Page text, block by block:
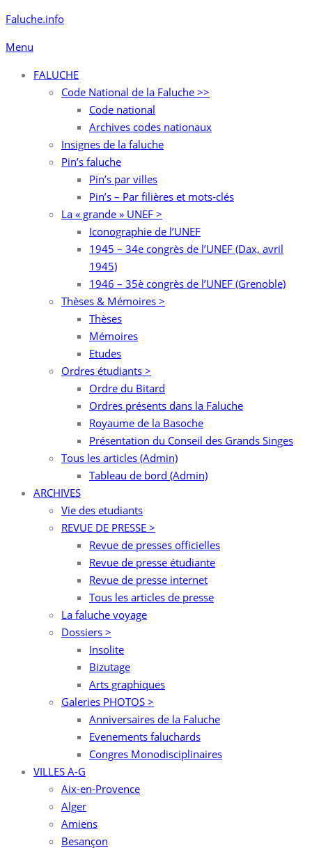
Aller
contenu
Faluche.info
Menu
FALUCHE
Code National de la Faluche >>
Code national
Archives codes nationaux
Insignes de la faluche
Pin’s faluche
Pin’s par villes
Pin’s – Par filières et mots-clés
La « grande » UNEF >
Iconographie de l’UNEF
1945 – 34e congrès de l’UNEF (Dax, avril
1945)
1946 – 35è congrès de l’UNEF (Grenoble)
Thèses & Mémoires >
Thèses
Mémoires
Etudes
Ordres étudiants >
Ordre du Bitard
Ordres présents dans la Faluche
Royaume de la Basoche
Présentation du Conseil des Grands Singes
Tous les articles (Admin)
Tableau de bord (Admin)
ARCHIVES
Vie des etudiants
REVUE DE PRESSE >
Revue de presses officielles
Revue de presse étudiante
Revue de presse internet
Tous les articles de presse
La faluche voyage
Dossiers >
Insolite
Bizutage
Arts graphiques
Galeries PHOTOS >
Anniversaires de la Faluche
Evenements faluchards
Congres Monodisciplinaires
VILLES A-G
Aix-en-Provence
Alger
Amiens
Besançon